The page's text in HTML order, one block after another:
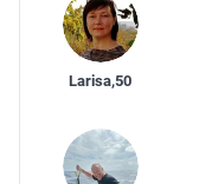
Larisa,50